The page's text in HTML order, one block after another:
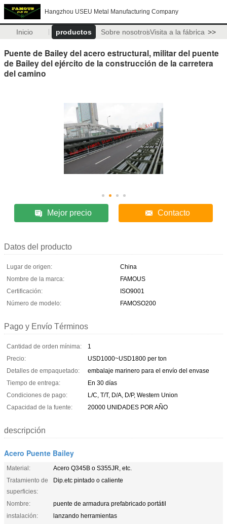
Hangzhou USEU Metal Manufacturing Company
Inicio productos Sobre nosotrosVisita a la fábrica >>
Puente de Bailey del acero estructural, militar del puente
de Bailey del ejército de la construcción de la carretera
del camino
Mejor precio Contacto
Datos del producto
Lugar de origen:
China
Nombre de la marca:
FAMOUS
Certificación:
ISO9001
Número de modelo:
FAMOSO200
Pago y Envío Términos
Cantidad de orden mínima:
1
Precio:
USD1000~USD1800 per ton
Detalles de empaquetado:
embalaje marinero para el envío del envase
Tiempo de entrega:
En 30 días
Condiciones de pago:
L/C, T/T, D/A, D/P, Western Union
Capacidad de la fuente:
20000 UNIDADES POR AÑO
descripción
Acero Puente Bailey
Material:
Acero Q345B o S355JR, etc.
Tratamiento de
superficies:
Dip.etc pintado o caliente
Nombre:
puente de armadura prefabricado portátil
instalación:
lanzando herramientas